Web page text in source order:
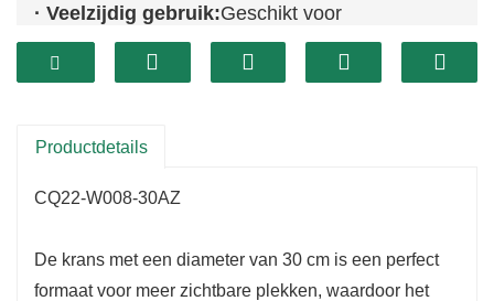
· Veelzijdig gebruik:Geschikt voor
verschillende omgevingen, van deuren tot
muren.
Productdetails
CQ22-W008-30AZ
De krans met een diameter van 30 cm is een perfect
formaat voor meer zichtbare plekken, waardoor het